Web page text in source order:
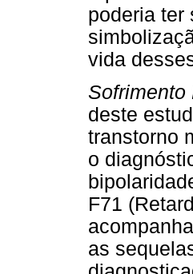
poderia ter
vida
deste
transtorno
o
F71
as